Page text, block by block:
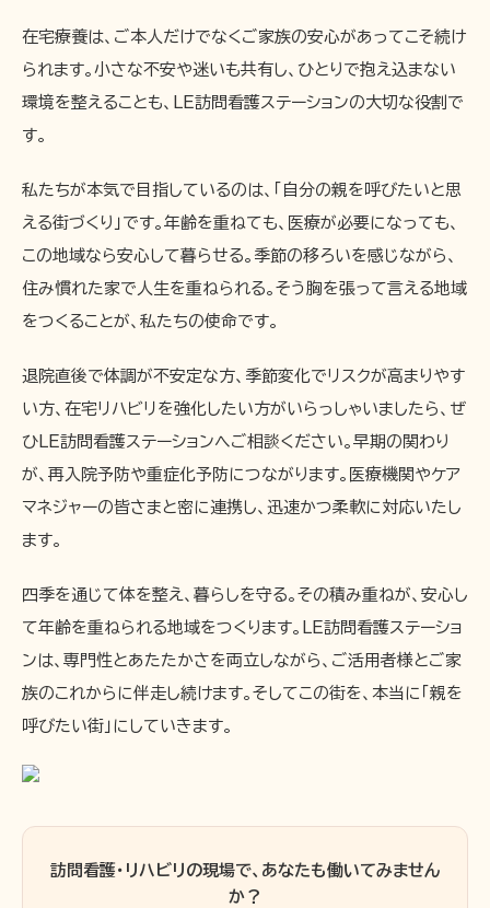
在宅療養は、ご本人だけでなくご家族の安心があってこそ続け
られます。小さな不安や迷いも共有し、ひとりで抱え込まない
環境を整えることも、LE訪問看護ステーションの大切な役割で
す。
私たちが本気で目指しているのは、「自分の親を呼びたいと思
える街づくり」です。年齢を重ねても、医療が必要になっても、
この地域なら安心して暮らせる。季節の移ろいを感じながら、
住み慣れた家で人生を重ねられる。そう胸を張って言える地域
をつくることが、私たちの使命です。
退院直後で体調が不安定な方、季節変化でリスクが高まりやす
い方、在宅リハビリを強化したい方がいらっしゃいましたら、ぜ
ひLE訪問看護ステーションへご相談ください。早期の関わり
が、再入院予防や重症化予防につながります。医療機関やケア
マネジャーの皆さまと密に連携し、迅速かつ柔軟に対応いたし
ます。
四季を通じて体を整え、暮らしを守る。その積み重ねが、安心し
て年齢を重ねられる地域をつくります。LE訪問看護ステーショ
ンは、専門性とあたたかさを両立しながら、ご活用者様とご家
族のこれからに伴走し続けます。そしてこの街を、本当に「親を
呼びたい街」にしていきます。
訪問看護・リハビリの現場で、あなたも働いてみません
か？